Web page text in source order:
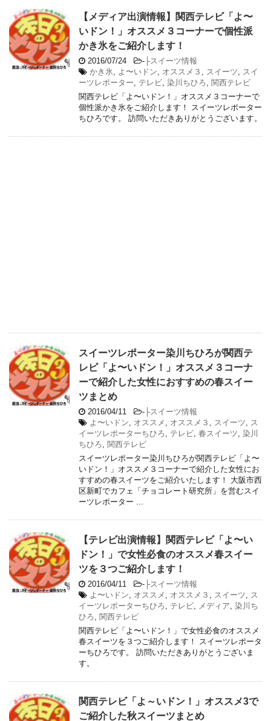
【メディア出演情報】関西テレビ「よ〜
いドン！」オススメ３コーナーで個性派
かき氷をご紹介します！
2016/07/24 - ├スイーツ情報
かき氷, よ〜いドン, オススメ３ , スイーツ, スイ
ーツレポーター, テレビ, 染川ちひろ , 関西テレビ
関西テレビ「よ〜いドン！」オススメ３コーナーで
個性派かき氷をご紹介します！ スイーツレポーター
ちひろです。 訪問いただきありがとうございます。
スイーツレポーター染川ちひろが関西テ
レビ「よ〜いドン！」オススメ３コーナ
ーで紹介した女性におすすめの春スイー
ツまとめ
2016/04/11 - ├スイーツ情報
よ〜いドン, オススメ , オススメ３ , スイーツ, ス
イーツレポーターちひろ , テレビ, 春スイーツ, 染川
ちひろ , 関西テレビ
スイーツレポーター染川ちひろが関西テレビ「よ〜
いドン！」オススメ３コーナーで紹介した女性にお
すすめの春スイーツをご紹介いたします！ 大阪市西
区新町でカフェ「チョコレート研究所」を営むスイ
ーツレポーター ...
【テレビ出演情報】関西テレビ「よ〜い
ドン！」で女性必食のオススメ春スイー
ツを３つご紹介します！
2016/04/11 - ├スイーツ情報
よ〜いドン, オススメ , オススメ３ , スイーツ, ス
イーツレポーターちひろ , テレビ, メディア, 染川ち
ひろ , 関西テレビ
関西テレビ「よ〜いドン！」で女性必食のオススメ
春スイーツを３つご紹介します！ スイーツレポータ
ーちひろです。 訪問いただきありがとうございま
す。
関西テレビ「よ～いドン！」オススメ3で
ご紹介した秋スイーツまとめ